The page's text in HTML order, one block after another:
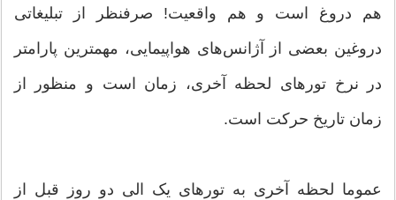
هم دروغ است و هم واقعیت! صرفنظر از تبلیغاتی
دروغین بعضی از آژانس‌های هواپیمایی، مهمترین پارامتر
در نرخ تورهای لحظه آخری، زمان است و منظور از
زمان تاریخ حرکت است.
عموما لحظه آخری به تورهای یک الی دو روز قبل از